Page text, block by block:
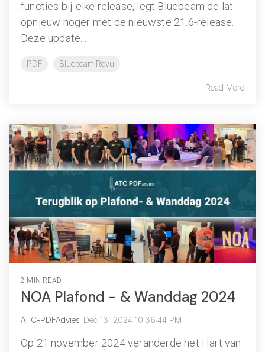
functies bij elke release, legt Bluebeam de lat
opnieuw hoger met de nieuwste 21.6-release.
Deze update...
PDF Bluebeam Revu
Read More
2 MIN READ
NOA Plafond - & Wanddag 2024
ATC-PDFAdvies: Dec 13, 2024 10:36:44 PM
Op 21 november 2024 veranderde het Hart van